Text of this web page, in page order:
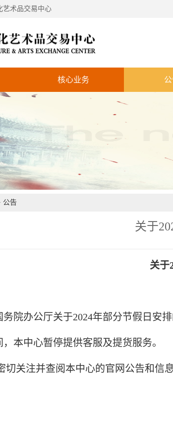
艺术品交易中心
核心业务
公告
关于
关于
办公厅关于2024年部分节假日安排
本中心暂停提供客服及提货服务。
切关注并查阅本中心的官网公告和信息